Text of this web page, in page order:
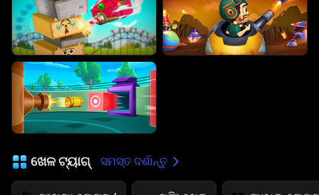
ଖେଳ ଟ୍ୟାଗ୍ ସମସ୍ତ ଦର୍ଶାନ୍ତୁ